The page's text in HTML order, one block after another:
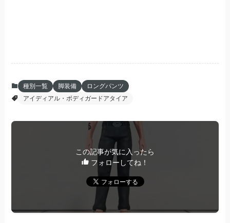
種別一覧 脚装備
ロングパンツ
アイディアル・ボディガードアタイア
この記事が気に入ったら
フォローしてね！